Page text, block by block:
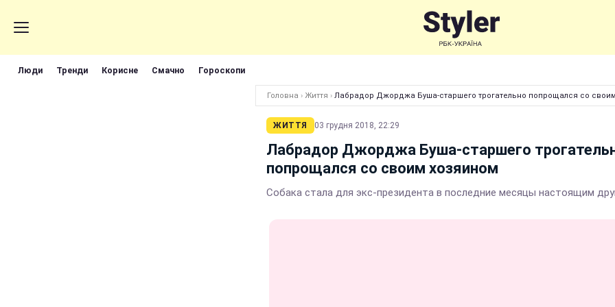
Люди Тренди Корисне Смачно Гороскопи
Головна › Життя › Лабрадор Джорджа Буша-старшего трогательно попрощался со
ЖИТТЯ 03 грудня 2018, 22:29
Лабрадор Джорджа Буша-старшего
попрощался со своим хозяином
Собака стала для экс-президента в последние месяцы настоящим